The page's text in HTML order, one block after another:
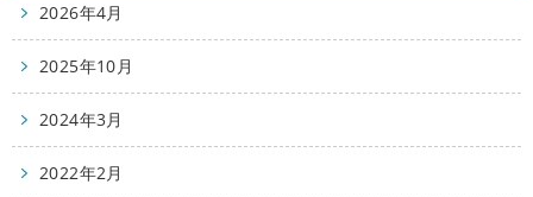
2026年4月
2025年10月
2024年3月
2022年2月